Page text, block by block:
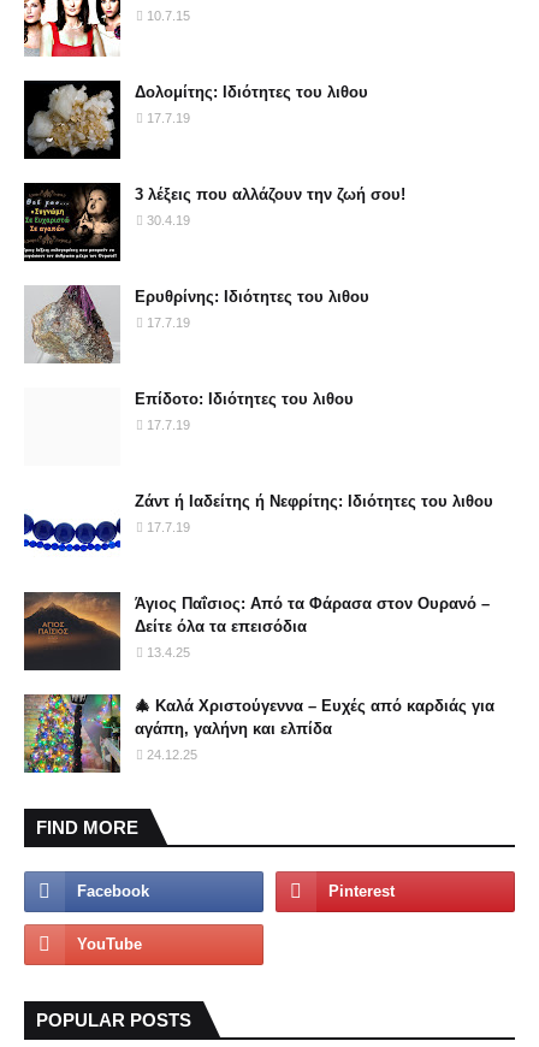
10.7.15
Δολομίτης: Ιδιότητες του λιθου
17.7.19
3 λέξεις που αλλάζουν την ζωή σου!
30.4.19
Ερυθρίνης: Ιδιότητες του λιθου
17.7.19
Επίδοτο: Ιδιότητες του λιθου
17.7.19
Ζάντ ή Ιαδείτης ή Νεφρίτης: Ιδιότητες του λιθου
17.7.19
Άγιος Παΐσιος: Από τα Φάρασα στον Ουρανό –
Δείτε όλα τα επεισόδια
13.4.25
🎄 Καλά Χριστούγεννα – Ευχές από καρδιάς για
αγάπη, γαλήνη και ελπίδα
24.12.25
FIND MORE
POPULAR POSTS